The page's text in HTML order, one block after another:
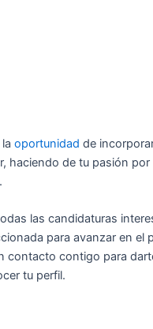
oportunidad de
haciendo de tu pasión
las candidaturas
para avanzar en el
contacto contigo para
tu perfil.